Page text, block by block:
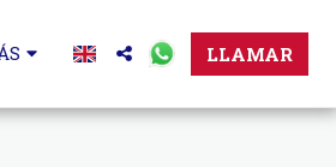
LLAMAR